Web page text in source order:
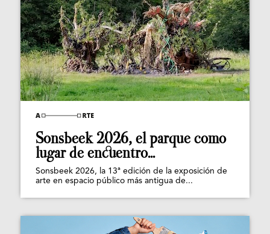
Sonsbeek 2026, el parque como
lugar de encuentro...
Sonsbeek 2026, la 13ª edición de la exposición de
arte en espacio público más antigua de...